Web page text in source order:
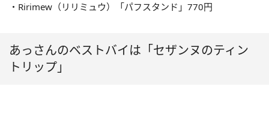
・Ririmew（リリミュウ）「パフスタンド」770円
あっさんのベストバイは「セザンヌのティン
トリップ」